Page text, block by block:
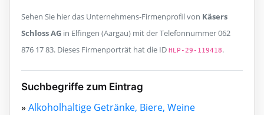
Sehen Sie hier das Unternehmens-Firmenprofil von Käsers
Schloss AG in Elfingen (Aargau) mit der Telefonnummer 062
876 17 83. Dieses Firmenporträt hat die ID HLP-29-119418.
Suchbegriffe zum Eintrag
» Alkoholhaltige Getränke, Biere, Weine